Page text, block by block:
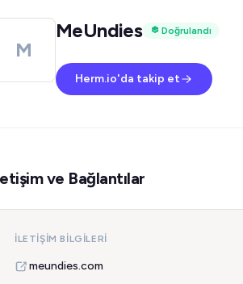
M
MeUndies Doğrulandı
Herm.io'da takip et
ve Bağlantılar
İLETIŞIM BILGILERI
meundies.com